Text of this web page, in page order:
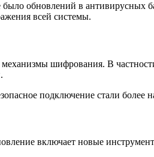
обновлений в антивирусных
всей системы.
шифрования. В
подключение стали
включает новые